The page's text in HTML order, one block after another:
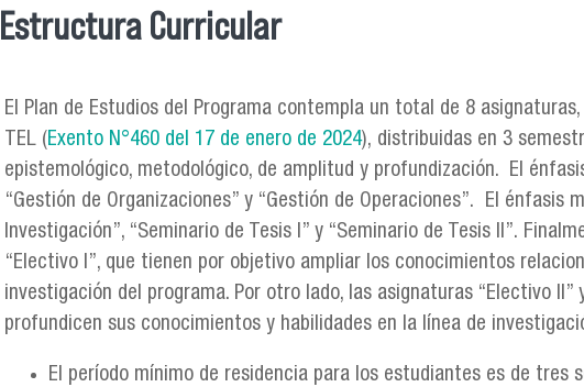
Se encuentra usted aquí
Estructura Curricular
El Plan de Estudios del Programa contempla un total de 8
TEL (Exento N°460 del 17 de enero de 2024), distribuidas en 3
epistemológico, metodológico, de amplitud y profundización. El
“Gestión de Organizaciones” y “Gestión de Operaciones”. El
Investigación”, “Seminario de Tesis I” y “Seminario de Tesis II”.
“Electivo I”, que tienen por objetivo ampliar los conocimientos
investigación del programa. Por otro lado, las asignaturas “Electivo
profundicen sus conocimientos y habilidades en la línea de
El período mínimo de residencia para los estudiantes es de